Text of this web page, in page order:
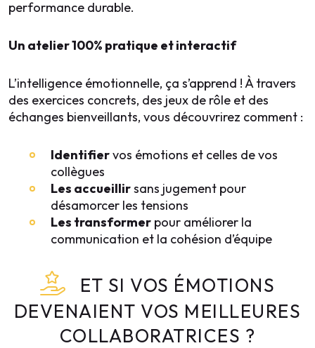
ET SI VOS ÉMOTIONS
DEVENAIENT VOS MEILLEURES
COLLABORATRICES ?
performance durable.
Un atelier 100% pratique et interactif
L’intelligence émotionnelle, ça s’apprend ! À travers
des exercices concrets, des jeux de rôle et des
échanges bienveillants, vous découvrirez comment :
Identifiervos émotions et celles de vos
collègues
Les accueillirsans jugement pour
désamorcer les tensions
Les transformer pour améliorer la
communication et la cohésion d’équipe